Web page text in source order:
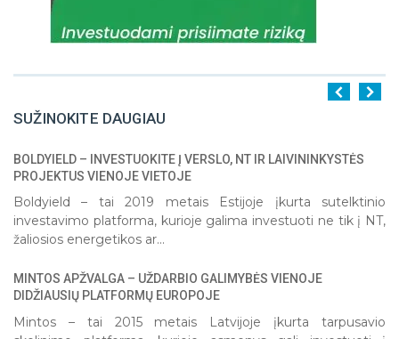
SUŽINOKITE DAUGIAU
1 2 3 4
BOLDYIELD – INVESTUOKITE Į VERSLO, NT IR LAIVININKYSTĖS
PROJEKTUS VIENOJE VIETOJE
Boldyield – tai 2019 metais Estijoje įkurta sutelktinio
investavimo platforma, kurioje galima investuoti ne tik į NT,
žaliosios energetikos ar...
MINTOS APŽVALGA – UŽDARBIO GALIMYBĖS VIENOJE
DIDŽIAUSIŲ PLATFORMŲ EUROPOJE
Mintos – tai 2015 metais Latvijoje įkurta tarpusavio